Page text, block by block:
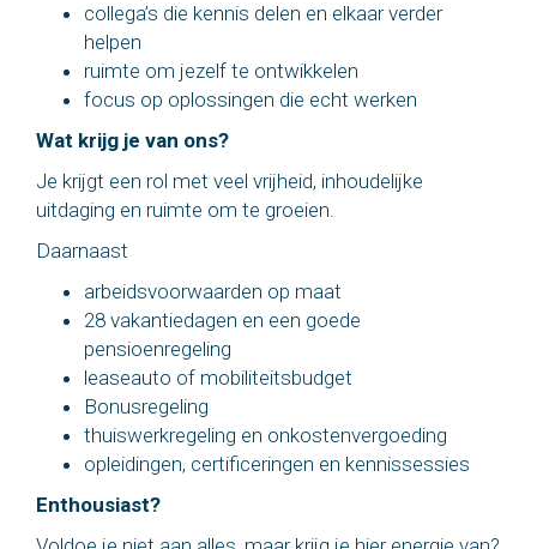
collega’s die kennis delen en elkaar verder
helpen
ruimte om jezelf te ontwikkelen
focus op oplossingen die echt werken
Wat krijg je van ons?
Je krijgt een rol met veel vrijheid, inhoudelijke
uitdaging en ruimte om te groeien.
Daarnaast
arbeidsvoorwaarden op maat
28 vakantiedagen en een goede
pensioenregeling
leaseauto of mobiliteitsbudget
Bonusregeling
thuiswerkregeling en onkostenvergoeding
opleidingen, certificeringen en kennissessies
Enthousiast?